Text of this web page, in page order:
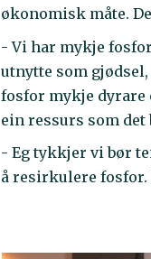
økonomisk måte.
- Vi har mykje
utnytte som
fosfor mykje
ein ressurs som
- Eg tykkjer vi bør
å resirkulere fosfor.